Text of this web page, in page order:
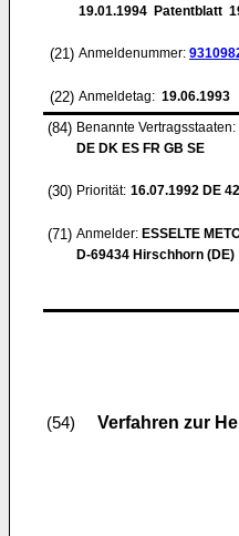
19.01.1994 Patentblatt
(21) Anmeldenummer:
(22) Anmeldetag: 19.06.1993
(84) Benannte Vertragsstaaten:
DE DK ES FR GB SE
(30) Priorität: 16.07.1992 DE
(71) Anmelder: ESSELTE
D-69434 Hirschhorn (DE)
(54) Verfahren zur